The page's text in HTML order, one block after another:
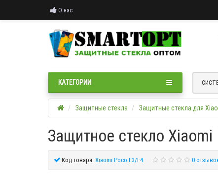
О нас
КАТЕГОРИИ
Защитные стекла Защитные стекла для
Защитное стекло
Код товара:Xiaomi Poco F3/F4 0